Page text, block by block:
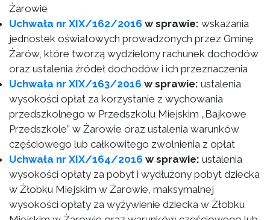
Żarowie
Uchwała nr XIX/162/2016 w sprawie: wskazania
jednostek oświatowych prowadzonych przez Gminę
Żarów, które tworzą wydzielony rachunek dochodów
oraz ustalenia źródeł dochodów i ich przeznaczenia
Uchwała nr XIX/163/2016 w sprawie: ustalenia
wysokości opłat za korzystanie z wychowania
przedszkolnego w Przedszkolu Miejskim „Bajkowe
Przedszkole” w Żarowie oraz ustalenia warunków
częściowego lub całkowitego zwolnienia z opłat
Uchwała nr XIX/164/2016 w sprawie: ustalenia
wysokości opłaty za pobyt i wydłużony pobyt dziecka
w Żłobku Miejskim w Żarowie, maksymalnej
wysokości opłaty za wyżywienie dziecka w Żłobku